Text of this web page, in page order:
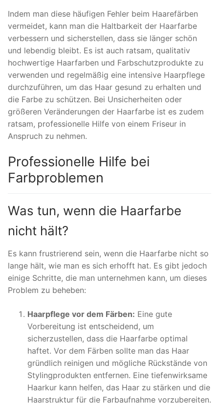
Indem man diese häufigen Fehler beim Haarefärben
vermeidet, kann man die Haltbarkeit der Haarfarbe
verbessern und sicherstellen, dass sie länger schön
und lebendig bleibt. Es ist auch ratsam, qualitativ
hochwertige Haarfarben und Farbschutzprodukte zu
verwenden und regelmäßig eine intensive Haarpflege
durchzuführen, um das Haar gesund zu erhalten und
die Farbe zu schützen. Bei Unsicherheiten oder
größeren Veränderungen der Haarfarbe ist es zudem
ratsam, professionelle Hilfe von einem Friseur in
Anspruch zu nehmen.
Professionelle Hilfe bei
Farbproblemen
Was tun, wenn die Haarfarbe
nicht hält?
Es kann frustrierend sein, wenn die Haarfarbe nicht so
lange hält, wie man es sich erhofft hat. Es gibt jedoch
einige Schritte, die man unternehmen kann, um dieses
Problem zu beheben:
Haarpflege vor dem Färben: Eine gute
Vorbereitung ist entscheidend, um
sicherzustellen, dass die Haarfarbe optimal
haftet. Vor dem Färben sollte man das Haar
gründlich reinigen und mögliche Rückstände von
Stylingprodukten entfernen. Eine tiefenwirksame
Haarkur kann helfen, das Haar zu stärken und die
Haarstruktur für die Farbaufnahme vorzubereiten.